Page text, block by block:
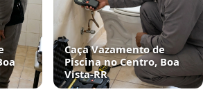
Caça Vazamento de
Piscina no Centro, Boa
Vista‑RR